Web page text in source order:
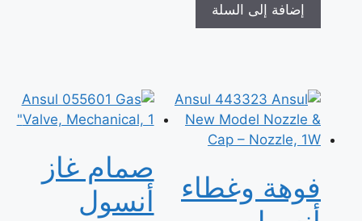
إضافة إلى السلة
فوهة وغطاء
صمام غاز
أنسول